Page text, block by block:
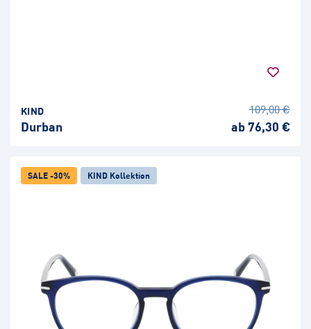
KIND
Durban
109,00 €
ab 76,30 €
SALE -30% KIND Kollektion